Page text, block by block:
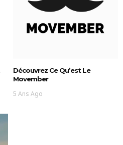
Découvrez Ce Qu’est Le
Movember
5 Ans Ago